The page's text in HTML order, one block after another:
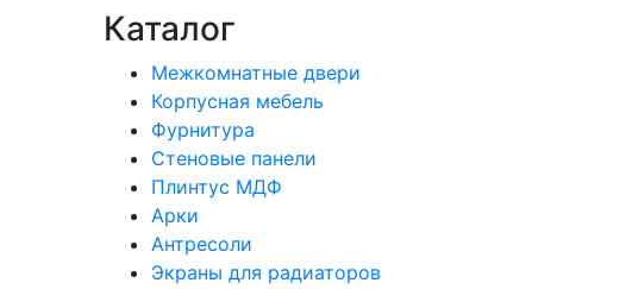
Каталог
Межкомнатные двери
Корпусная мебель
Фурнитура
Стеновые панели
Плинтус МДФ
Арки
Антресоли
Экраны для радиаторов